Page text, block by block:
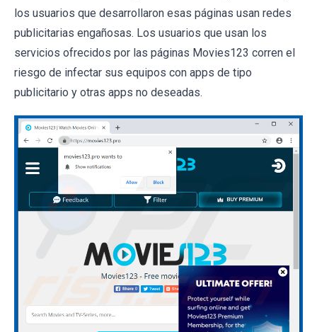
los usuarios que desarrollaron esas páginas usan redes
publicitarias engañosas. Los usuarios que usan los
servicios ofrecidos por las páginas Movies123 corren el
riesgo de infectar sus equipos con apps de tipo
publicitario y otras apps no deseadas.